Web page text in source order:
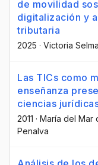
de movilidad
digitalización y
tributaria
2025 · Victoria
Las TICs como
enseñanza
ciencias
2011 · María del Mar
Penalva